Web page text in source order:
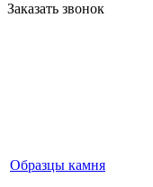
Заказать звонок
Образцы камня